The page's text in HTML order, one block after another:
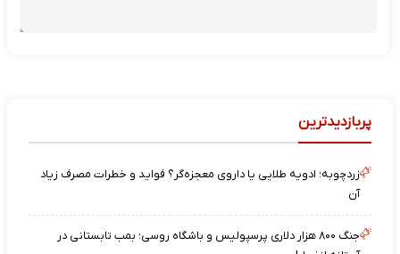
پربازدیدترین
زردچوبه؛ ادویه طلایی یا داروی معجزه‌گر؟ فواید و خطرات مصرف زیاد
آن
جنگ ۸۰۰ هزار دلاری پرسپولیس و باشگاه روسی؛ بمب تابستانی در